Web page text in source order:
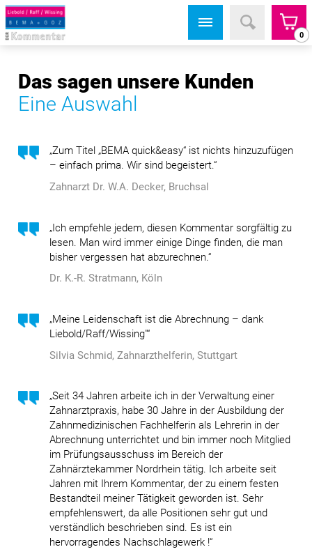
0
Das sagen unsere Kunden
Eine Auswahl
„Zum Titel „BEMA quick&easy“ ist nichts hinzuzufügen
– einfach prima. Wir sind begeistert.“
Zahnarzt Dr. W.A. Decker, Bruchsal
„Ich empfehle jedem, diesen Kommentar sorgfältig zu
lesen. Man wird immer einige Dinge finden, die man
bisher vergessen hat abzurechnen.“
Dr. K.-R. Stratmann, Köln
„Meine Leidenschaft ist die Abrechnung – dank
Liebold/Raff/Wissing"“
Silvia Schmid, Zahnarzthelferin, Stuttgart
„Seit 34 Jahren arbeite ich in der Verwaltung einer
Zahnarztpraxis, habe 30 Jahre in der Ausbildung der
Zahnmedizinischen Fachhelferin als Lehrerin in der
Abrechnung unterrichtet und bin immer noch Mitglied
im Prüfungsausschuss im Bereich der
Zahnärztekammer Nordrhein tätig. Ich arbeite seit
Jahren mit Ihrem Kommentar, der zu einem festen
Bestandteil meiner Tätigkeit geworden ist. Sehr
empfehlenswert, da alle Positionen sehr gut und
verständlich beschrieben sind. Es ist ein
hervorragendes Nachschlagewerk !“